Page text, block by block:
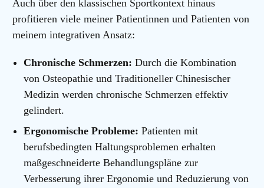
Auch über den klassischen Sportkontext hinaus
profitieren viele meiner Patientinnen und Patienten von
meinem integrativen Ansatz:
Chronische Schmerzen: Durch die Kombination
von Osteopathie und Traditioneller Chinesischer
Medizin werden chronische Schmerzen effektiv
gelindert.
Ergonomische Probleme: Patienten mit
berufsbedingten Haltungsproblemen erhalten
maßgeschneiderte Behandlungspläne zur
Verbesserung ihrer Ergonomie und Reduzierung von